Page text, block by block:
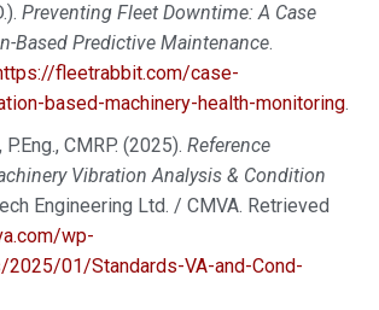
Preventing Fleet Downtime: A Case
Based Predictive Maintenance.
fleetrabbit.com/case-
based-machinery-health-monitoring.
CMRP. (2025). Reference
Vibration Analysis & Condition
Engineering Ltd. / CMVA. Retrieved
wp-
01/Standards-VA-and-Cond-